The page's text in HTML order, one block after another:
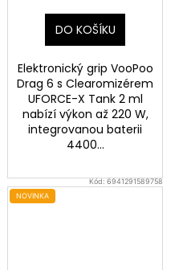
DO KOŠÍKU
Elektronický grip VooPoo
Drag 6 s Clearomizérem
UFORCE-X Tank 2 ml
nabízí výkon až 220 W,
integrovanou baterii
4400...
Kód:6941291589758
NOVINKA